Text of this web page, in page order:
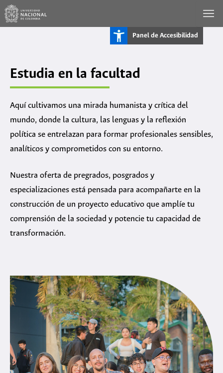
contenido
Panel de Accesibilidad
Estudia en la facultad
Aquí cultivamos una mirada humanista y crítica del
mundo, donde la cultura, las lenguas y la reflexión
política se entrelazan para formar profesionales sensibles,
analíticos y comprometidos con su entorno.
Nuestra oferta de pregrados, posgrados y
especializaciones está pensada para acompañarte en la
construcción de un proyecto educativo que amplíe tu
comprensión de la sociedad y potencie tu capacidad de
transformación.